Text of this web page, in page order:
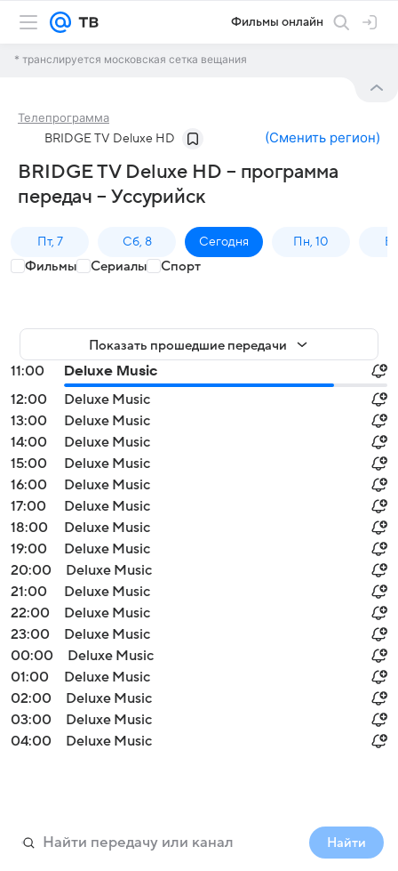
Фильмы онлайн
* транслируется московская сетка вещания
Телепрограмма
BRIDGE TV Deluxe HD (Сменить регион)
BRIDGE TV Deluxe HD – программа
передач – Уссурийск
Пт, 7 Сб, 8 Сегодня Пн, 10
Фильмы Сериалы Спорт
Показать прошедшие передачи
11:00
Deluxe Music
12:00
Deluxe Music
13:00
Deluxe Music
14:00
Deluxe Music
15:00
Deluxe Music
16:00
Deluxe Music
17:00
Deluxe Music
18:00
Deluxe Music
19:00
Deluxe Music
20:00
Deluxe Music
21:00
Deluxe Music
22:00
Deluxe Music
23:00
Deluxe Music
00:00
Deluxe Music
01:00
Deluxe Music
02:00
Deluxe Music
03:00
Deluxe Music
04:00
Deluxe Music
Найти